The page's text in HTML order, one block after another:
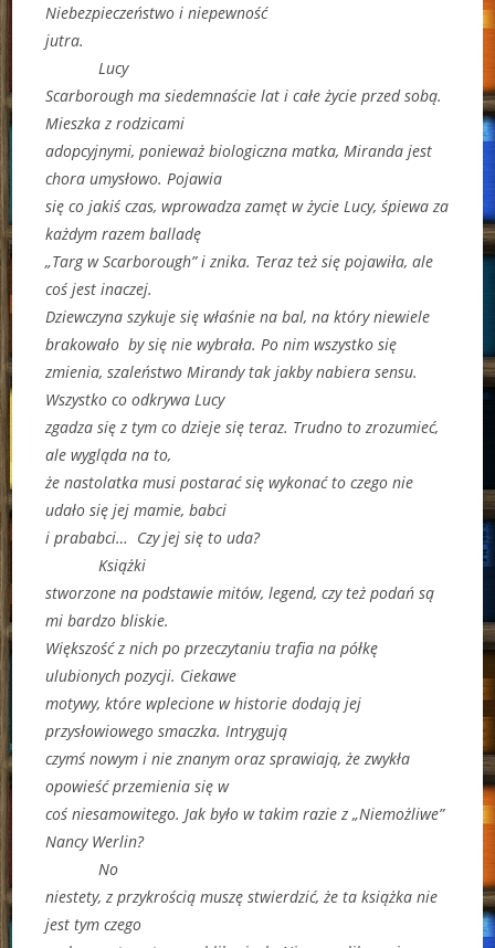
Niebezpieczeństwo i niepewność
jutra.
Lucy
Scarborough ma siedemnaście lat i całe życie przed sobą.
Mieszka z rodzicami
adopcyjnymi, ponieważ biologiczna matka, Miranda jest
chora umysłowo. Pojawia
się co jakiś czas, wprowadza zamęt w życie Lucy, śpiewa za
każdym razem balladę
„Targ w Scarborough” i znika. Teraz też się pojawiła, ale
coś jest inaczej.
Dziewczyna szykuje się właśnie na bal, na który niewiele
brakowało by się nie wybrała. Po nim wszystko się
zmienia, szaleństwo Mirandy tak jakby nabiera sensu.
Wszystko co odkrywa Lucy
zgadza się z tym co dzieje się teraz. Trudno to zrozumieć,
ale wygląda na to,
że nastolatka musi postarać się wykonać to czego nie
udało się jej mamie, babci
i prababci… Czy jej się to uda?
Książki
stworzone na podstawie mitów, legend, czy też podań są
mi bardzo bliskie.
Większość z nich po przeczytaniu trafia na półkę
ulubionych pozycji. Ciekawe
motywy, które wplecione w historie dodają jej
przysłowiowego smaczka. Intrygują
czymś nowym i nie znanym oraz sprawiają, że zwykła
opowieść przemienia się w
coś niesamowitego. Jak było w takim razie z „Niemożliwe”
Nancy Werlin?
No
niestety, z przykrością muszę stwierdzić, że ta książka nie
jest tym czego